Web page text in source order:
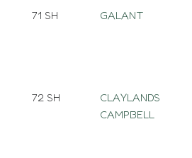
71 SH GALANT
72 SH
CLAYLANDS
CAMPBELL